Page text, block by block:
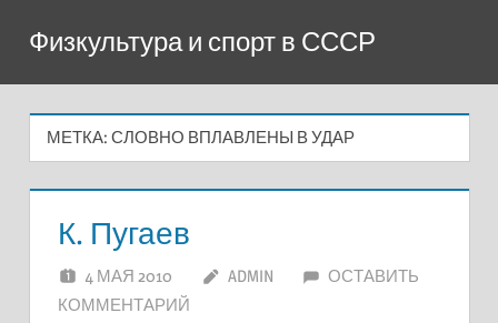
содержимому
Физкультура и спорт в СССР
МЕТКА: СЛОВНО ВПЛАВЛЕНЫ В УДАР
К. Пугаев
4 МАЯ 2010 ADMIN
ОСТАВИТЬ
КОММЕНТАРИЙ